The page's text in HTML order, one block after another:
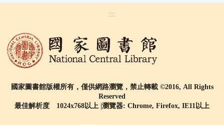
:::
國家圖書館版權所有，僅供網路瀏覽，禁止轉載 ©2016, All Rights
Reserved
最佳解析度 1024x768以上 |瀏覽器: Chrome, Firefox, IE11以上